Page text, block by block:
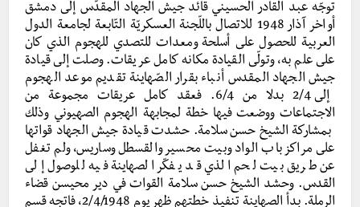
توجّه عبد القادر الحسيني قائد جيش الجهاد المقدّس إلى دمشق
أواخر آذار 1948 للاتصال باللّجنة العسكريّة التّابعة لجامعة الدول
العربية للحصول على أسلحة ومعدات للتصدي للهجوم الذي كان
على علم به، وتولّى القيادة مكانه كامل عريقات. وصلت إلى قيادة
جيش الجهاد المقدس أنباء بقرار الصّهاينة تقديم موعد الهجوم
إلى 2/4 بدلا من 6/4. فعقد كامل عريقات مجموعة من
الاجتماعات ووضعت فيها خطة لمجابهة الهجوم الصهيوني وذلك
بمشاركة الشيخ حسن سلامة. حشدت قيادة جيش الجهاد قواتها
على مراكز باب الواد وبيت محسير والقسطل وساريس، ولم تغفل
عن طريق بيت لحم الذي قد يفكّر الصهاينة فيه للوصول إلى
القدس. وحشد الشيخ حسن سلامة القوات في دير محيسن قضاء
الرملة. بدأ الصهاينة تنفيذ خطتهم ظهر يوم 2/4/1948، فاتجه قسم